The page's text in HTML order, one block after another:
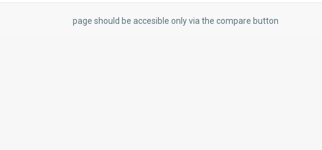
page should be accesible only via the compare button